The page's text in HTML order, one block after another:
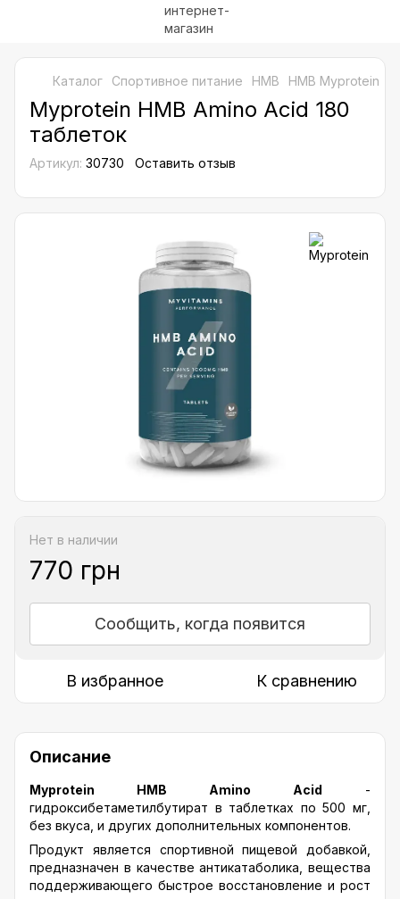
Каталог Спортивное питание HMB HMB Myprotein
Myprotein HMB Amino Acid 180
таблеток
Артикул: 30730 Оставить отзыв
Нет в наличии
770 грн
Сообщить, когда появится
В избранное К сравнению
Описание
Myprotein HMB Amino Acid -
гидроксибетаметилбутират в таблетках по 500 мг,
без вкуса, и других дополнительных компонентов.
Продукт является спортивной пищевой добавкой,
предназначен в качестве антикатаболика, вещества
поддерживающего быстрое восстановление и рост